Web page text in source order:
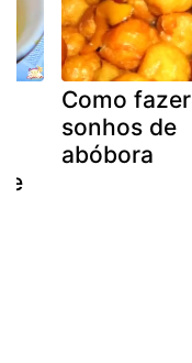
Como fazer
sonhos de
abóbora